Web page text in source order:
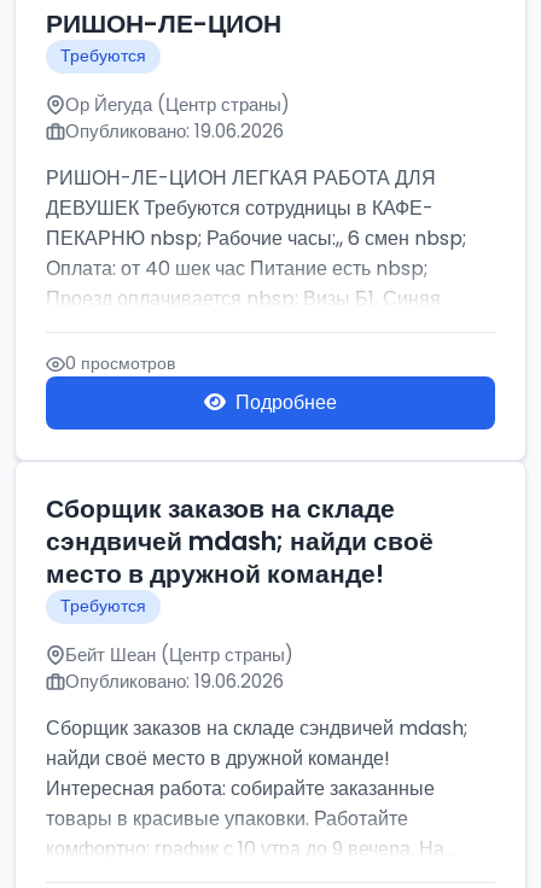
РИШОН-ЛЕ-ЦИОН
Требуются
Ор Йегуда (Центр страны)
Опубликовано: 19.06.2026
РИШОН-ЛЕ-ЦИОН ЛЕГКАЯ РАБОТА ДЛЯ
ДЕВУШЕК Требуются сотрудницы в КАФЕ-
ПЕКАРНЮ nbsp; Рабочие часы:,, 6 смен nbsp;
Оплата: от 40 шек час Питание есть nbsp;
Проезд оплачивается nbsp; Визы Б1, Синяя
бумага,...
0 просмотров
Подробнее
Сборщик заказов на складе
сэндвичей mdash; найди своё
место в дружной команде!
Требуются
Бейт Шеан (Центр страны)
Опубликовано: 19.06.2026
Сборщик заказов на складе сэндвичей mdash;
найди своё место в дружной команде!
Интересная работа: собирайте заказанные
товары в красивые упаковки. Работайте
комфортно: график с 10 утра до 9 вечера. На...